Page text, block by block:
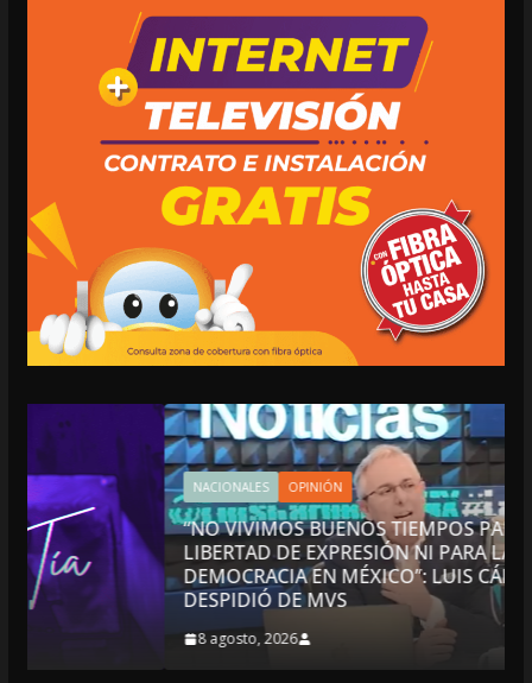
NACIONALES OPINIÓN
“NO VIVIMOS BUENOS TIEMPOS PARA LA
LIBERTAD DE EXPRESIÓN NI PARA LA
DEMOCRACIA EN MÉXICO”: LUIS CÁRDENAS; SE
DESPIDIÓ DE MVS
8 agosto, 2026